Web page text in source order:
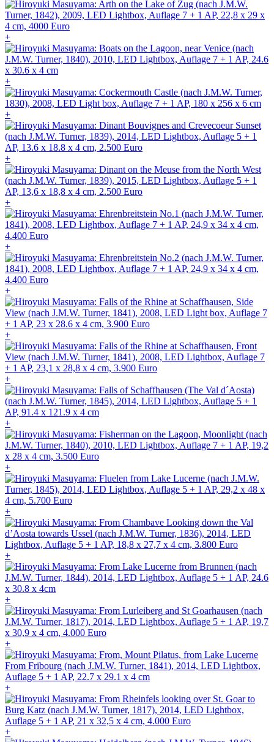
+
+
+
+
+
+
+
+
+
+
+
+
+
+
+
+
+